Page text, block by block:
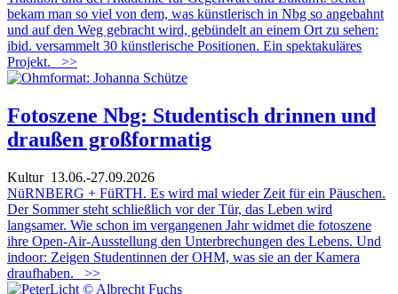
bekam man so viel von dem, was künstlerisch in Nbg so angebahnt
und auf den Weg gebracht wird, gebündelt an einem Ort zu sehen:
ibid. versammelt 30 künstlerische Positionen. Ein spektakuläres
Projekt.
>>
Fotoszene Nbg: Studentisch drinnen und
draußen großformatig
Kultur13.06.-27.09.2026
NüRNBERG + FüRTH. Es wird mal wieder Zeit für ein Päuschen.
Der Sommer steht schließlich vor der Tür, das Leben wird
langsamer. Wie schon im vergangenen Jahr widmet die fotoszene
ihre Open-Air-Ausstellung den Unterbrechungen des Lebens. Und
indoor: Zeigen Studentinnen der OHM, was sie an der Kamera
draufhaben.
>>